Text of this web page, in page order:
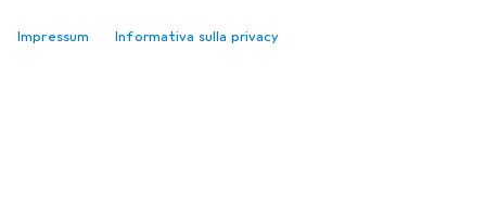
Impressum Informativa sulla privacy